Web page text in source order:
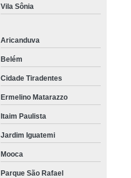
Vila Sônia
Aricanduva
Belém
Cidade Tiradentes
Ermelino Matarazzo
Itaim Paulista
Jardim Iguatemi
Mooca
Parque São Rafael